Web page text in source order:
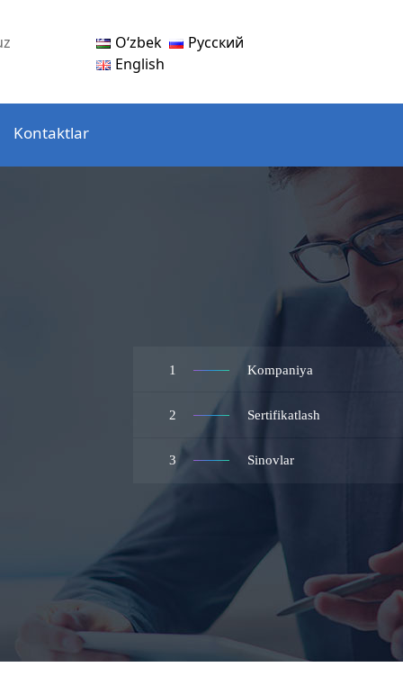
Oʻzbek
Русский
English
Kontaktlar
1 Kompaniya
2 Sertifikatlash
3 Sinovlar